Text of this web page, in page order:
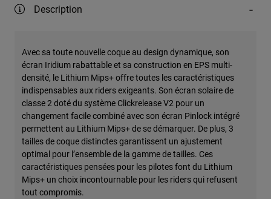
Description
Avec sa toute nouvelle coque au design dynamique, son
écran Iridium rabattable et sa construction en EPS multi-
densité, le Lithium Mips+ offre toutes les caractéristiques
indispensables aux riders exigeants. Son écran solaire de
classe 2 doté du système Clickrelease V2 pour un
changement facile combiné avec son écran Pinlock intégré
permettent au Lithium Mips+ de se démarquer. De plus, 3
tailles de coque distinctes garantissent un ajustement
optimal pour l’ensemble de la gamme de tailles. Ces
caractéristiques pensées pour les pilotes font du Lithium
Mips+ un choix incontournable pour les riders qui refusent
tout compromis.